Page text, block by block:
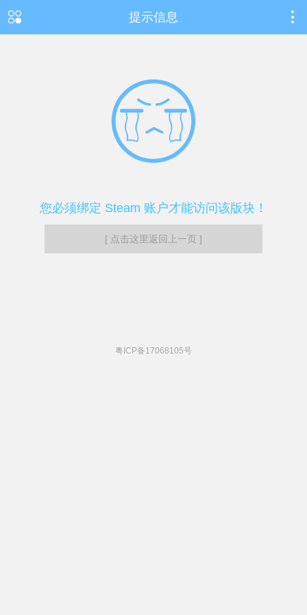
提示信息
您必须绑定 Steam 账户才能访问该版块！
[ 点击这里返回上一页 ]
粤ICP备17068105号